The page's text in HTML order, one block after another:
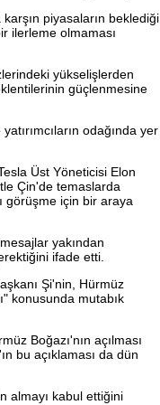
piyasaların beklediği
ilerleme olmaması
yükselişlerden
güçlenmesine
odağında yer
Üst Yöneticisi Elon
Çin'de temaslarda
görüşme için bir araya
yakından
ifade etti.
Şi'nin, Hürmüz
konusunda mutabık
Boğazı'nın açılması
bu açıklaması da dün
almayı kabul ettiğini